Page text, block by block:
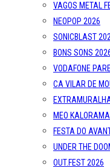
VAGOS METAL
NEOPOP 2026
SONICBLAST
BONS SONS
VODAFONE
CA VILAR DE
MEO
FESTA DO
UNDER THE
OUT.FEST 2026